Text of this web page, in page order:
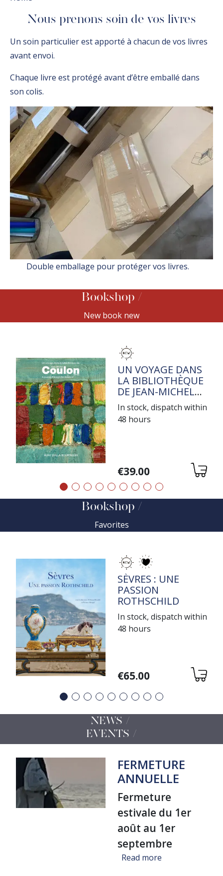
Nous prenons soin de vos livres
Un soin particulier est apporté à chacun de vos livres
avant envoi.
Chaque livre est protégé avant d’être emballé dans
son colis.
Double emballage pour protéger vos livres.
Bookshop
New book new
TITRE
UN VOYAGE DANS
LA BIBLIOTHÈQUE
DE JEAN-MICHEL
COULON
In stock, dispatch within
48 hours
Variations
€39.00
Précédent
Suivant
Bookshop
Favorites
TITRE
SÈVRES : UNE
PASSION
ROTHSCHILD
In stock, dispatch within
48 hours
Variations
€65.00
Précédent
Suivant
NEWS /
EVENTS
FERMETURE
ANNUELLE
Fermeture
estivale du 1er
août au 1er
septembre
Read more